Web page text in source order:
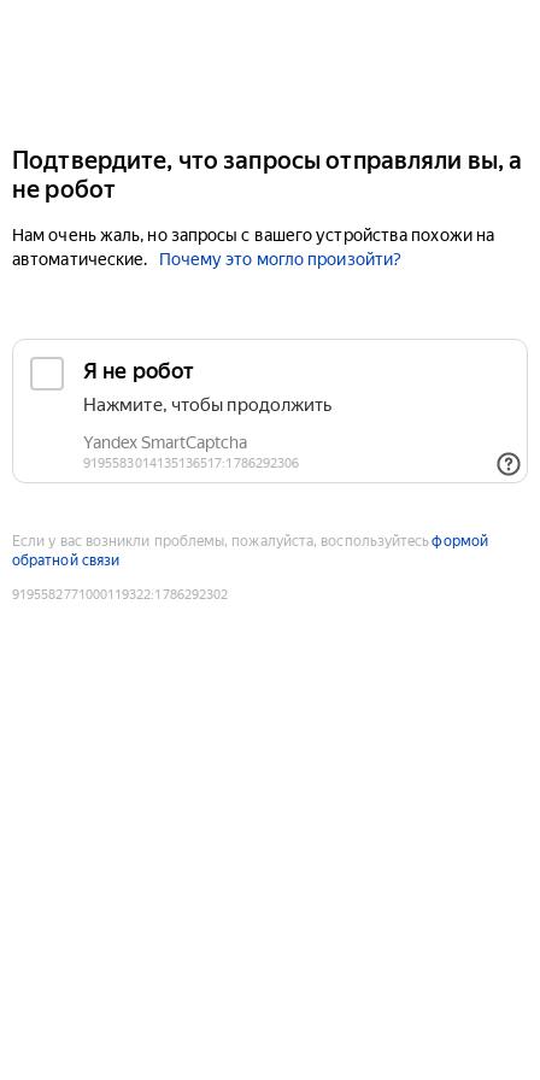
Подтвердите, что запросы отправляли вы, а
не робот
Нам очень жаль, но запросы с вашего устройства похожи на
автоматические.
Почему это могло произойти?
Если у вас возникли проблемы, пожалуйста, воспользуйтесьформой
обратной связи
9195582771000119322:1786292302